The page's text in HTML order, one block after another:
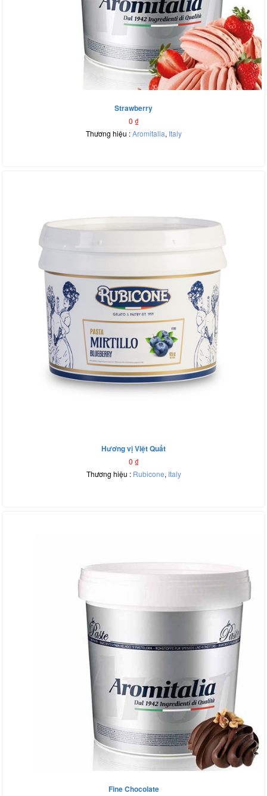
Strawberry
0 ₫
Thương hiệu :Aromitalia, Italy
Hương vị Việt Quất
0 ₫
Thương hiệu : Rubicone, Italy
Fine Chocolate